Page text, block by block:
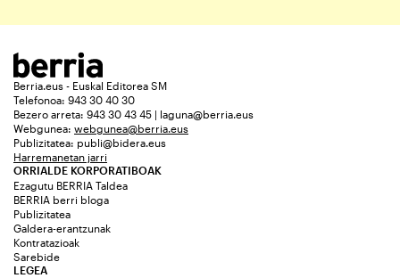
Berria.eus - Euskal Editorea SM
Telefonoa: 943 30 40 30
Bezero arreta: 943 30 43 45 | laguna@berria.eus
Webgunea: webgunea@berria.eus
Publizitatea: publi@bidera.eus
Harremanetan jarri
ORRIALDE KORPORATIBOAK
Ezagutu BERRIA Taldea
BERRIA berri bloga
Publizitatea
Galdera-erantzunak
Kontratazioak
Sarebide
LEGEA